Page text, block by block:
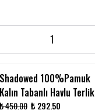
Shadowed 100%Pamuk
Kalın Tabanlı Havlu Terlik
₺ 450.00 ₺ 292.50